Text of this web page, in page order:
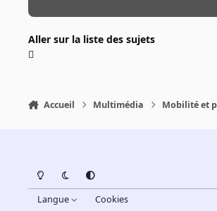
Aller sur la liste des sujets
Accueil Multimédia Mobilité et
Light ModeDark ModeSystem Preference
Langue Cookies